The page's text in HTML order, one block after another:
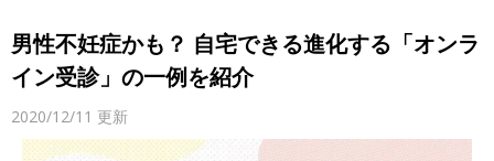
男性不妊症かも？ 自宅できる進化する「オンラ
イン受診」の一例を紹介
2020/12/11 更新